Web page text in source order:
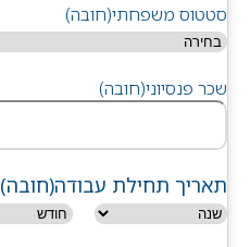
סטטוס משפחתי(חובה)
שכר פנסיוני(חובה)
תאריך תחילת עבודה(חובה)